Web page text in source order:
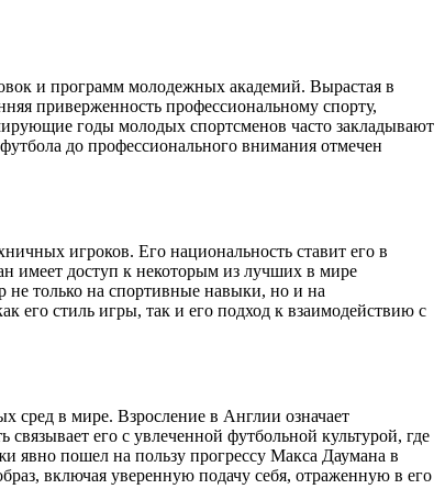
и программ молодежных академий. Вырастая в
приверженность профессиональному спорту,
годы молодых спортсменов часто закладывают
до профессионального внимания отмечен
игроков. Его национальность ставит его в
имеет доступ к некоторым из лучших в мире
не только на спортивные навыки, но и на
его стиль игры, так и его подход к взаимодействию с
сред в мире. Взросление в Англии означает
его с увлеченной футбольной культурой, где
явно пошел на пользу прогрессу Макса Даумана в
включая уверенную подачу себя, отраженную в его